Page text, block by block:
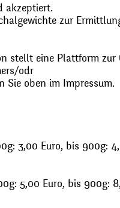
akzeptiert.
zur
stellt eine Plattform
odr
Sie oben im Impressum.
3,00 Euro, bis 900g:
5,00 Euro, bis 900g: